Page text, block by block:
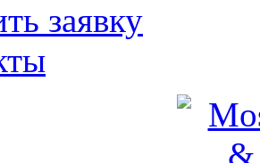
заявку